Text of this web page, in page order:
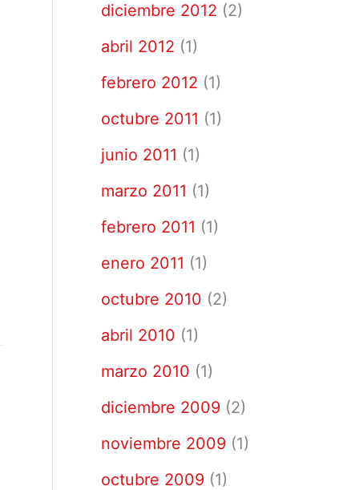
diciembre 2012 (2)
abril 2012 (1)
febrero 2012 (1)
octubre 2011 (1)
junio 2011 (1)
marzo 2011 (1)
febrero 2011 (1)
enero 2011 (1)
octubre 2010 (2)
abril 2010 (1)
marzo 2010 (1)
diciembre 2009 (2)
noviembre 2009 (1)
octubre 2009 (1)